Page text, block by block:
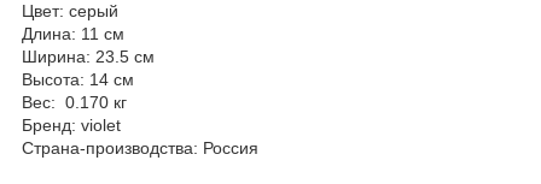
Цвет: серый
Длина: 11 см
Ширина: 23.5 см
Высота: 14 см
Вес: 0.170 кг
Бренд: violet
Страна-производства: Россия